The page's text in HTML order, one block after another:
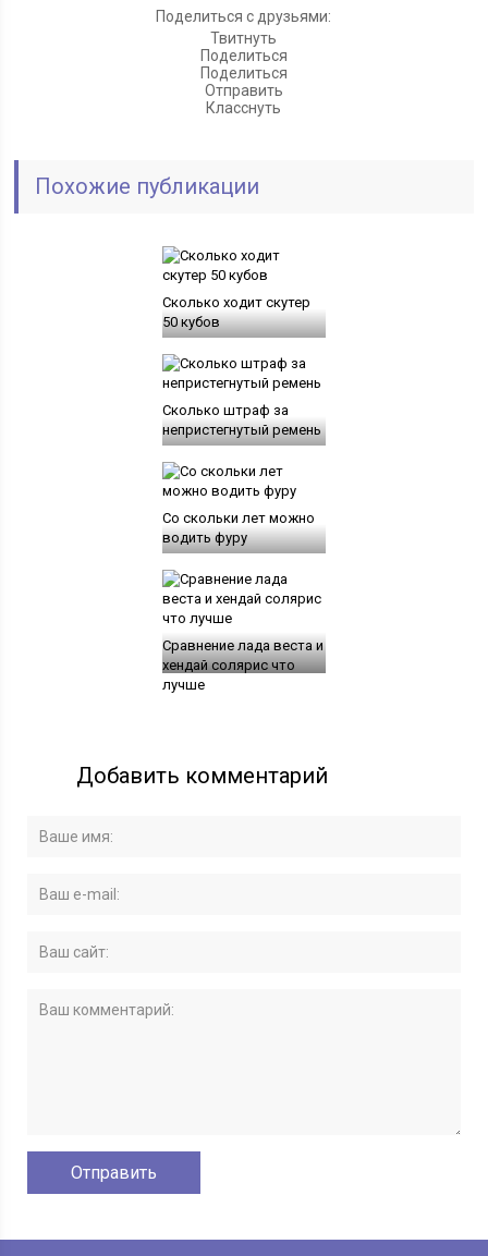
Поделиться с друзьями:
Твитнуть
Поделиться
Поделиться
Отправить
Класснуть
Похожие публикации
Сколько ходит скутер
50 кубов
Сколько штраф за
непристегнутый ремень
Со скольки лет можно
водить фуру
Сравнение лада веста и
хендай солярис что
лучше
Добавить комментарий